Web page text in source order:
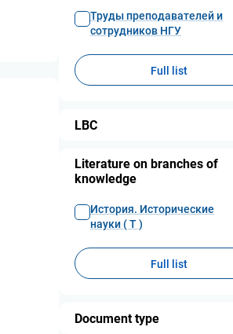
Труды преподавателей и
сотрудников НГУ
Full list
LBC
...
Literature on branches of
knowledge
История. Исторические
науки ( Т )
Full list
Document type